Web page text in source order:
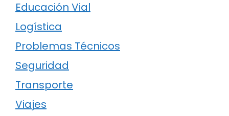
Educación Vial
Logística
Problemas Técnicos
Seguridad
Transporte
Viajes